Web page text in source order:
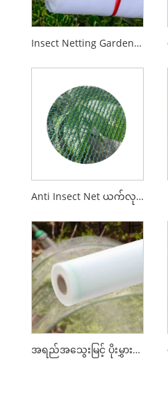
Insect Netting Garden ပိုးမွှားထိန်းချုပ်ခြင်ထောင်၊ အပင်များ ဟင်းသီးဟင်းရွက် ပန်းများ
Anti Insect Net ယက်လုပ်ခြင်း။
အရည်အသွေးမြင့် ပိုးမွှားနှိမ်နင်းရေးပိုက်များ